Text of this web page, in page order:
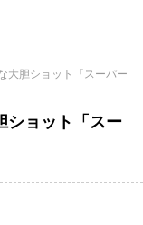
大胆ショット「スーパー
ショット「スー